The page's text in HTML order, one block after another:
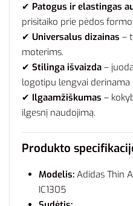
✔ Patogus ir elastingas
prisitaiko prie pėdos
✔ Universalus dizainas –
moterims.
✔ Stilinga išvaizda –
logotipu lengvai derinama
✔ Ilgaamžiškumas –
ilgesnį naudojimą.
Produkto
Modelis: Adidas Thin
IC1305